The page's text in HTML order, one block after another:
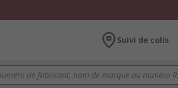
Suivi de colis